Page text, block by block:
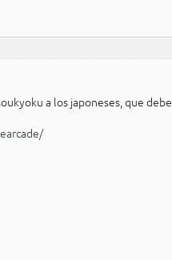
a los japoneses, que